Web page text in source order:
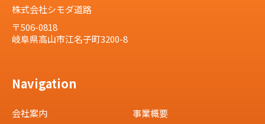
株式会社シモダ道路
〒506-0818
岐阜県高山市江名子町3200-8
Navigation
会社案内
事業概要